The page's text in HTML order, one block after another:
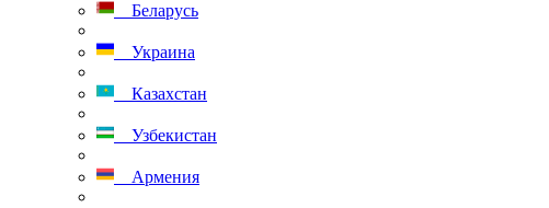
Беларусь
Украина
Казахстан
Узбекистан
Армения